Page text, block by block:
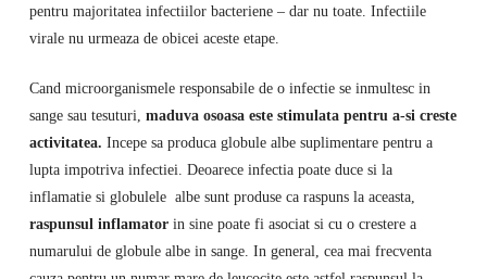
pentru majoritatea infectiilor bacteriene – dar nu toate. Infectiile
virale nu urmeaza de obicei aceste etape.
Cand microorganismele responsabile de o infectie se inmultesc in
sange sau tesuturi, maduva osoasa este stimulata pentru a-si creste
activitatea. Incepe sa produca globule albe suplimentare pentru a
lupta impotriva infectiei. Deoarece infectia poate duce si la
inflamatie si globulele albe sunt produse ca raspuns la aceasta,
raspunsul inflamatorin sine poate fi asociat si cu o crestere a
numarului de globule albe in sange. In general, cea mai frecventa